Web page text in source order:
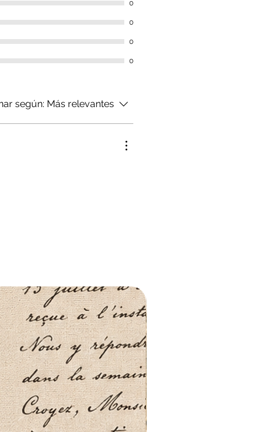
0
0
0
0
según: Más relevantes